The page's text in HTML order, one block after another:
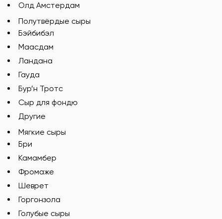
Олд Амстердам
Полутвёрдые сыры
Бэйбибэл
Маасдам
Ландана
Гауда
Бур’н Тротс
Сыр для фондю
Другие
Мягкие сыры
Бри
Камамбер
Фромаже
Шеврет
Горгонзола
Голубые сыры